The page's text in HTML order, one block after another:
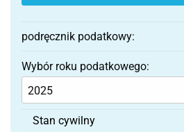
podręcznik podatkowy:
Wybór roku podatkowego:
Stan cywilny